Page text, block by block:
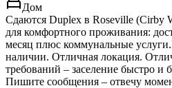
Дом
Сдаются Duplex в Roseville (Cirby
для комфортного проживания:
месяц плюс коммунальные
наличии. Отличная локация.
требований – заселение быстро и
Пишите сообщения – отвечу